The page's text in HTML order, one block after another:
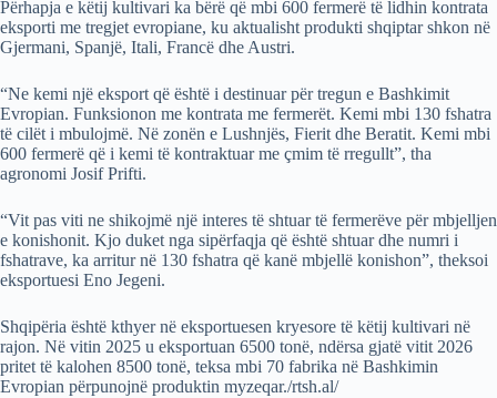
Përhapja e këtij kultivari ka bërë që mbi 600 fermerë të lidhin kontrata
eksporti me tregjet evropiane, ku aktualisht produkti shqiptar shkon në
Gjermani, Spanjë, Itali, Francë dhe Austri.
“Ne kemi një eksport që është i destinuar për tregun e Bashkimit
Evropian. Funksionon me kontrata me fermerët. Kemi mbi 130 fshatra
të cilët i mbulojmë. Në zonën e Lushnjës, Fierit dhe Beratit. Kemi mbi
600 fermerë që i kemi të kontraktuar me çmim të rregullt”, tha
agronomi Josif Prifti.
“Vit pas viti ne shikojmë një interes të shtuar të fermerëve për mbjelljen
e konishonit. Kjo duket nga sipërfaqja që është shtuar dhe numri i
fshatrave, ka arritur në 130 fshatra që kanë mbjellë konishon”, theksoi
eksportuesi Eno Jegeni.
Shqipëria është kthyer në eksportuesen kryesore të këtij kultivari në
rajon. Në vitin 2025 u eksportuan 6500 tonë, ndërsa gjatë vitit 2026
pritet të kalohen 8500 tonë, teksa mbi 70 fabrika në Bashkimin
Evropian përpunojnë produktin myzeqar./rtsh.al/